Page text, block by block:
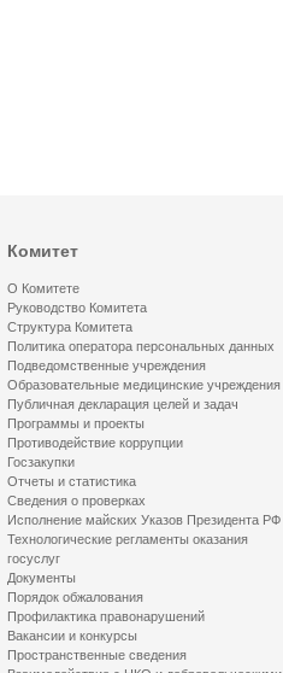
Комитет
О Комитете
Руководство Комитета
Структура Комитета
Политика оператора персональных данных
Подведомственные учреждения
Образовательные медицинские учреждения
Публичная декларация целей и задач
Программы и проекты
Противодействие коррупции
Госзакупки
Отчеты и статистика
Сведения о проверках
Исполнение майских Указов Президента РФ
Технологические регламенты оказания
госуслуг
Документы
Порядок обжалования
Профилактика правонарушений
Вакансии и конкурсы
Пространственные сведения